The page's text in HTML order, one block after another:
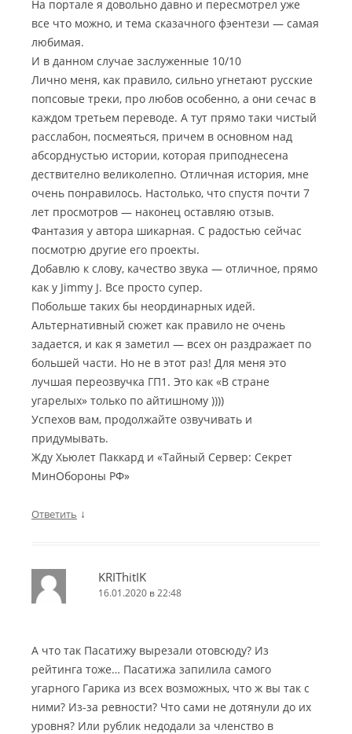
На портале я довольно давно и пересмотрел уже
все что можно, и тема сказачного фэентези — самая
любимая.
И в данном случае заслуженные 10/10
Лично меня, как правило, сильно угнетают русские
попсовые треки, про любов особенно, а они сечас в
каждом третьем переводе. А тут прямо таки чистый
расслабон, посмеяться, причем в основном над
абсорднустью истории, которая приподнесена
дествително великолепно. Отличная история, мне
очень понравилось. Настолько, что спустя почти 7
лет просмотров — наконец оставляю отзыв.
Фантазия у автора шикарная. С радостью сейчас
посмотрю другие его проекты.
Добавлю к слову, качество звука — отличное, прямо
как у Jimmy J. Все просто супер.
Побольше таких бы неординарных идей.
Альтернативный сюжет как правило не очень
задается, и как я заметил — всех он раздражает по
большей части. Но не в этот раз! Для меня это
лучшая переозвучка ГП1. Это как «В стране
угарелых» только по айтишному ))))
Успехов вам, продолжайте озвучивать и
придумывать.
Жду Хьюлет Паккард и «Тайный Сервер: Секрет
МинОбороны РФ»
Ответить ↓
KRIThitIK
16.01.2020 в 22:48
А что так Пасатижу вырезали отовсюду? Из
рейтинга тоже… Пасатижа запилила самого
угарного Гарика из всех возможных, что ж вы так с
ними? Из-за ревности? Что сами не дотянули до их
уровня? Или рублик недодали за членство в